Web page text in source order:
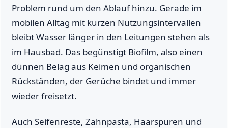
Problem rund um den Ablauf hinzu. Gerade im
mobilen Alltag mit kurzen Nutzungsintervallen
bleibt Wasser länger in den Leitungen stehen als
im Hausbad. Das begünstigt Biofilm, also einen
dünnen Belag aus Keimen und organischen
Rückständen, der Gerüche bindet und immer
wieder freisetzt.
Auch Seifenreste, Zahnpasta, Haarspuren und